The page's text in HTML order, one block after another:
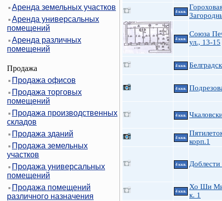
Аренда земельных участков
Аренда универсальных
помещений
Аренда различных
помещений
Продажа
Продажа офисов
Продажа торговых
помещений
Продажа производственных
складов
Продажа зданий
Продажа земельных
участков
Продажа универсальных
помещений
Продажа помещений
различного назначения
4 ккв.
4 ккв.
Союза
ул., 13-15
4 ккв.
4 ккв.
4 ккв.
4 ккв.
корп.1
4 ккв.
4 ккв.
Хо Ши
к. 1